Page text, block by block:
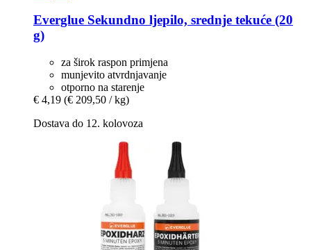
Everglue Sekundno ljepilo, srednje tekuće (20
g)
za širok raspon primjena
munjevito atvrdnjavanje
otporno na starenje
€ 4,19 (€ 209,50 / kg)
Dostava do 12. kolovoza